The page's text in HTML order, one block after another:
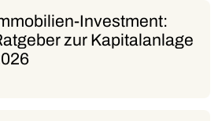
Investment:
zur Kapitalanlage